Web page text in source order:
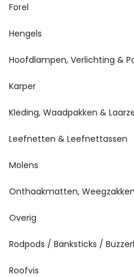
Forel
Hengels
Hoofdlampen, Verlichting &
Karper
Kleding, Waadpakken &
Leefnetten & Leefnettassen
Molens
Onthaakmatten,
Overig
Rodpods / Banksticks /
Roofvis